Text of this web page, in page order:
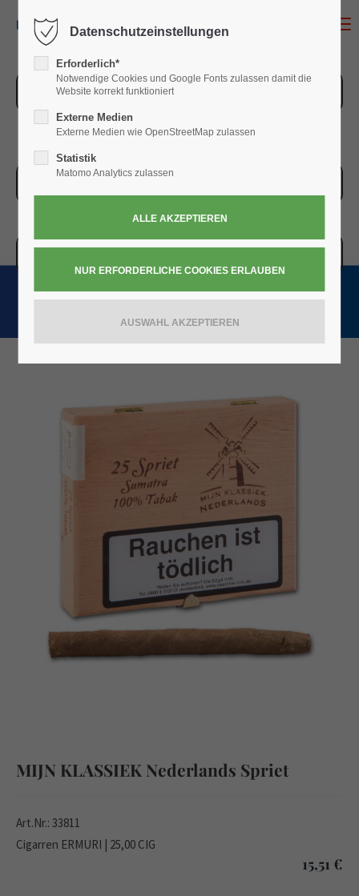
ZUR ÜBERSICHT
MIJN KLASSIEK Nederlands Spriet
Art.Nr.: 33811
Cigarren ERMURI | 25,00 CIG
15,51 €
Datenschutzeinstellungen
Erforderlich*
Notwendige Cookies und Google Fonts zulassen damit die
Website korrekt funktioniert
Externe Medien
Externe Medien wie OpenStreetMap zulassen
Statistik
Matomo Analytics zulassen